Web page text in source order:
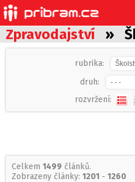
Zpravodajství »
rubrika:
druh:
rozvržení:
Celkem 1499 článků.
Zobrazeny články: 1201 - 1260